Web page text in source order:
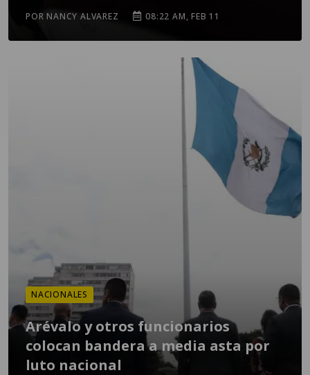
POR NANCY ALVAREZ 08:22 AM, FEB 11
NACIONALES
Arévalo y otros funcionarios
colocan bandera a media asta por
luto nacional